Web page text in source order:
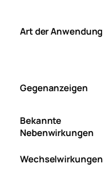
Art der Anwendung
Gegenanzeigen
Bekannte
Nebenwirkungen
Wechselwirkungen